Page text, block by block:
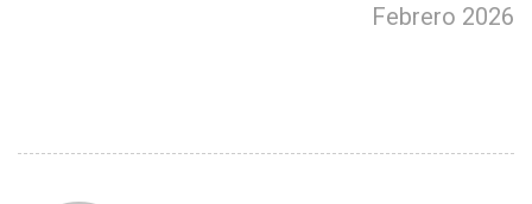
Febrero 2026